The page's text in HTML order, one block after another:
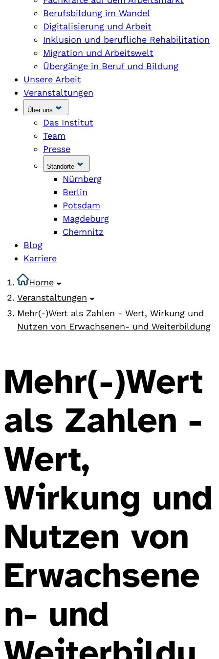
Berufsbildung im Wandel
Digitalisierung und Arbeit
Inklusion und berufliche Rehabilitation
Migration und Arbeitswelt
Übergänge in Beruf und Bildung
Unsere Arbeit
Veranstaltungen
Über uns
Das Institut
Team
Presse
Standorte
Nürnberg
Berlin
Potsdam
Magdeburg
Chemnitz
Blog
Karriere
Home
Veranstaltungen
Mehr(-)Wert als Zahlen - Wert, Wirkung und
Nutzen von Erwachsenen- und Weiterbildung
Mehr(-)Wert
als Zahlen -
Wert,
Wirkung und
Nutzen von
Erwachsene
n- und